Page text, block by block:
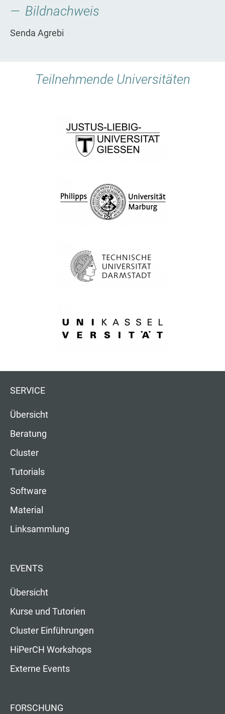
Bildnachweis
Senda Agrebi
Teilnehmende Universitäten
SERVICE
Übersicht
Beratung
Cluster
Tutorials
Software
Material
Linksammlung
EVENTS
Übersicht
Kurse und Tutorien
Cluster Einführungen
HiPerCH Workshops
Externe Events
FORSCHUNG